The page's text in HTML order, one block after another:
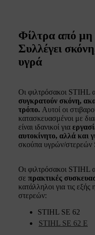
Φίλτρα από μη
Συλλέγει
υγρά
Οι φιλτρόσακοι STIHL
συγκρατούν σκόνη,
τρόπο. Αυτοί οι
κατασκευασμένοι με
είναι ιδανικοί για
αυτοκίνητο, αλλά και
σκούπα υγρών/
Οι φιλτρόσακοι STIHL
σε πρακτικές
κατάλληλοι για τις
στερεών:
STIHL SE 62
STIHL SE 62 E